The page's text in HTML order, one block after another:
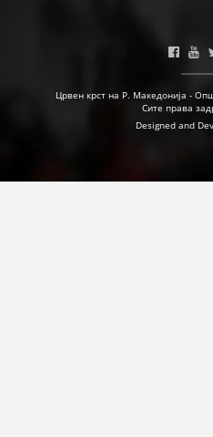
Црвен крст на Р. Македонија -
Сите права
Designed and